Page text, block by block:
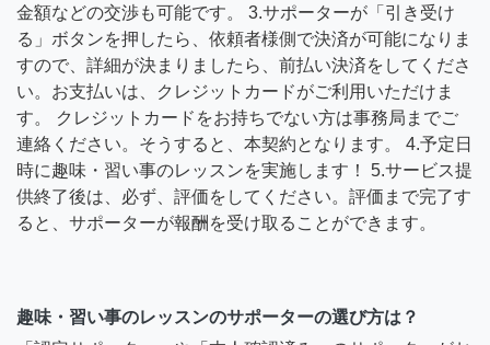
金額などの交渉も可能です。 3.サポーターが「引き受け
る」ボタンを押したら、依頼者様側で決済が可能になりま
すので、詳細が決まりましたら、前払い決済をしてくださ
い。お支払いは、クレジットカードがご利用いただけま
す。 クレジットカードをお持ちでない方は事務局までご
連絡ください。そうすると、本契約となります。 4.予定日
時に趣味・習い事のレッスンを実施します！ 5.サービス提
供終了後は、必ず、評価をしてください。評価まで完了す
ると、サポーターが報酬を受け取ることができます。
趣味・習い事のレッスンのサポーターの選び方は？